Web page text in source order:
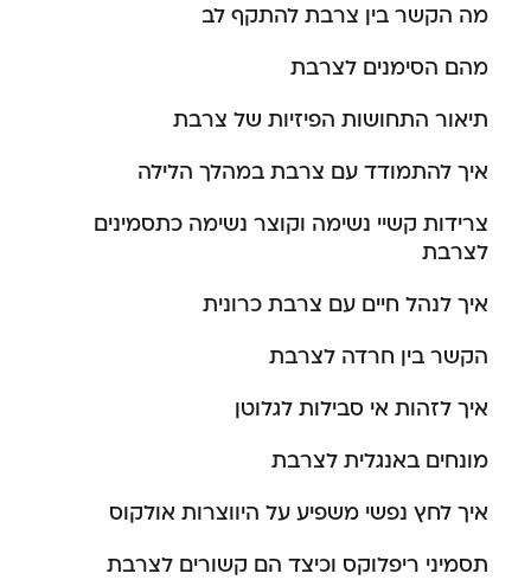
מה הקשר בין צרבת להתקף לב
מהם הסימנים לצרבת
תיאור התחושות הפיזיות של צרבת
איך להתמודד עם צרבת במהלך הלילה
צרידות קשיי נשימה וקוצר נשימה כתסמינים
לצרבת
איך לנהל חיים עם צרבת כרונית
הקשר בין חרדה לצרבת
איך לזהות אי סבילות לגלוטן
מונחים באנגלית לצרבת
איך לחץ נפשי משפיע על היווצרות אולקוס
תסמיני ריפלוקס וכיצד הם קשורים לצרבת